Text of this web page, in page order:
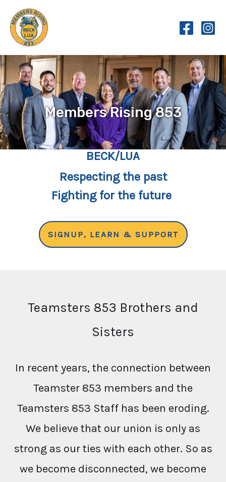
content
Members Rising 853
BECK/LUA
Respecting the past
Fighting for the future
SIGNUP, LEARN & SUPPORT
Teamsters 853 Brothers and
Sisters
In recent years, the connection between
Teamster 853 members and the
Teamsters 853 Staff has been eroding.
We believe that our union is only as
strong as our ties with each other. So as
we become disconnected, we become